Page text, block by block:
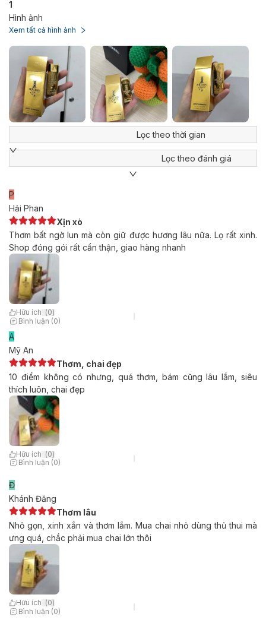
1
Hình ảnh
Xem tất cả hình ảnh
Lọc theo thời gian
Lọc theo đánh giá
P
Hải Phan
Xịn xò
Thơm bất ngờ lun mà còn giữ được hương lâu nữa. Lọ rất xinh.
Shop đóng gói rất cẩn thận, giao hàng nhanh
Hữu ích (0)
Bình luận (0)
A
Mỹ An
Thơm, chai đẹp
10 điểm không có nhưng, quá thơm, bám cũng lâu lắm, siêu
thích luôn, chai đẹp
Hữu ích (0)
Bình luận (0)
Đ
Khánh Đăng
Thơm lâu
Nhỏ gọn, xinh xắn và thơm lắm. Mua chai nhỏ dùng thủ thui mà
ưng quá, chắc phải mua chai lớn thôi
Hữu ích (0)
Bình luận (0)